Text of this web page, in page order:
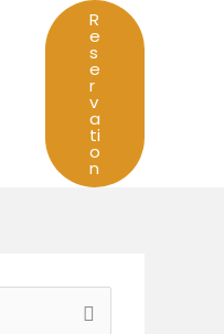
R
e
s
e
r
v
a
ti
o
n